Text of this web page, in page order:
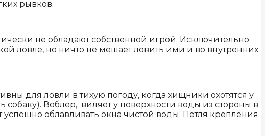
рывков.
не обладают собственной игрой. Исключительно
ловле, но ничто не мешает ловить ими и во внутренних
для ловли в тихую погоду, когда хищники охотятся у
Воблер, виляет у поверхности воды из стороны в
облавливать окна чистой воды. Петля крепления